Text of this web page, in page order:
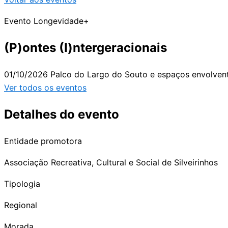
Evento Longevidade+
(P)ontes (I)ntergeracionais
01/10/2026 Palco do Largo do Souto e espaços
Ver todos os eventos
Detalhes do evento
Entidade promotora
Associação Recreativa, Cultural e Social de Silveirinhos
Tipologia
Regional